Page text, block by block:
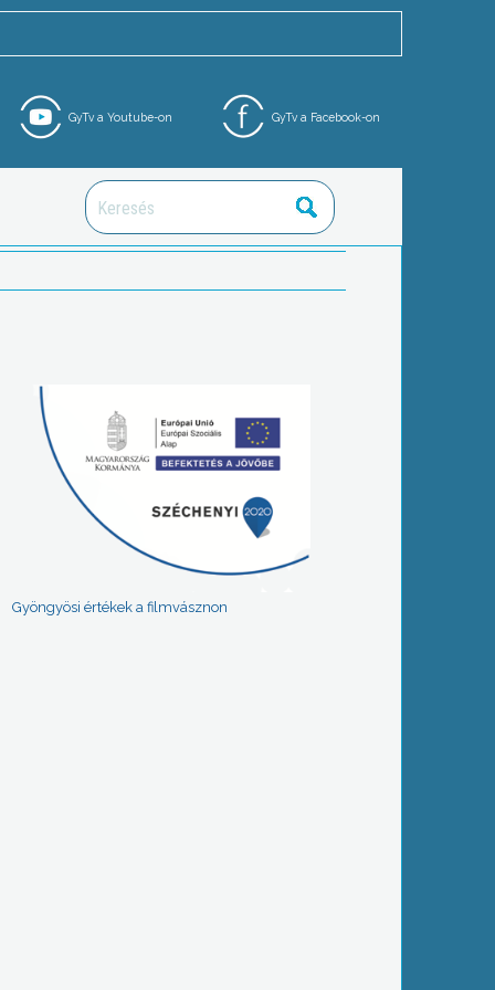
GyTv a Facebook-on
GyTv a Youtube-on
Gyöngyösi értékek a filmvásznon